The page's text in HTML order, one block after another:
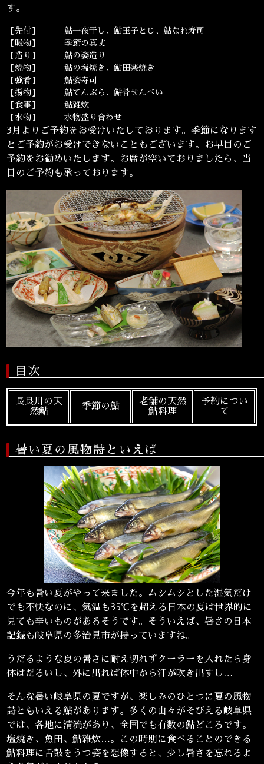
す。
【先付】
鮎一夜干し、鮎玉子とじ、鮎なれ寿司
【吸物】
季節の真丈
【造り】
鮎の姿造り
【焼物】
鮎の塩焼き、鮎田楽焼き
【強肴】
鮎姿寿司
【揚物】
鮎てんぷら、鮎骨せんべい
【食事】
鮎雑炊
【水物】
水物盛り合わせ
3月よりご予約をお受けいたしております。季節になります
とご予約がお受けできないこともございます。お早目のご
予約をお勧めいたします。お席が空いておりましたら、当
日のご予約も承っております。
目次
長良川の天
然鮎
季節の鮎
老舗の天然
鮎料理
予約につい
て
暑い夏の風物詩といえば
今年も暑い夏がやって来ました。ムシムシとした湿気だけ
でも不快なのに、気温も35℃を超える日本の夏は世界的に
見ても辛いものがあるそうです。そういえば、暑さの日本
記録も岐阜県の多治見市が持っていますね。
うだるような夏の暑さに耐え切れずクーラーを入れたら身
体はだるいし、外に出れば体中から汗が吹き出すし…
そんな暑い岐阜県の夏ですが、楽しみのひとつに夏の風物
詩ともいえる鮎があります。多くの山々がそびえる岐阜県
では、各地に清流があり、全国でも有数の鮎どころです。
塩焼き、魚田、鮎雑炊…。この時期に食べることのできる
鮎料理に舌鼓をうつ姿を想像すると、少し暑さを忘れるよ